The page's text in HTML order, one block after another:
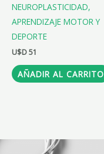
NEUROPLASTICIDAD,
APRENDIZAJE MOTOR Y
DEPORTE
U$D51
AÑADIR AL CARRITO